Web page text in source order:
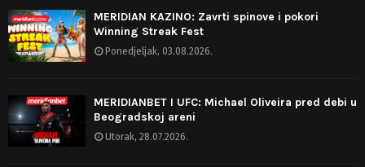
MERIDIAN KAZINO: Zavrti spinove i pokori
Winning Streak Fest
Ponedjeljak, 03.08.2026.
MERIDIANBET I UFC: Michael Oliveira pred debi u
Beogradskoj areni
Utorak, 28.07.2026.